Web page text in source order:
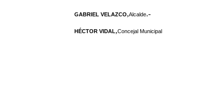
GABRIEL VELAZCO,Alcalde.-
HÉCTOR VIDAL,Concejal Municipal